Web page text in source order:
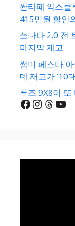
싼타페 익스클
415만원 할인
쏘나타 2.0 전
마지막 재고
썸머 페스타
데 재고가 ’10
푸조 9X8이
Facebook